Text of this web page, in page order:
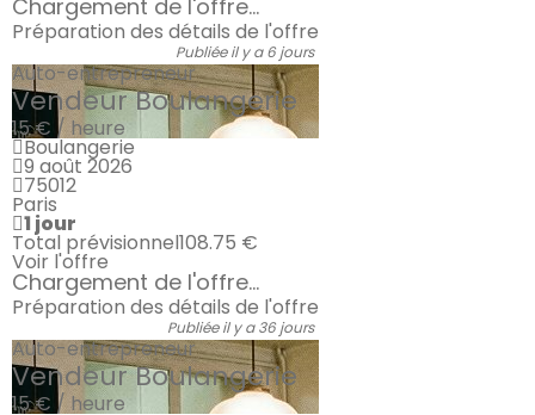
Chargement de l'offre...
Préparation des détails de l'offre
Publiée il y a 6 jours
Auto-entrepreneur
Vendeur Boulangerie
15 € / heure
Boulangerie
9 août 2026
75012
Paris
1 jour
Total prévisionnel108.75 €
Voir l'offre
Chargement de l'offre...
Préparation des détails de l'offre
Publiée il y a 36 jours
Auto-entrepreneur
Vendeur Boulangerie
15 € / heure